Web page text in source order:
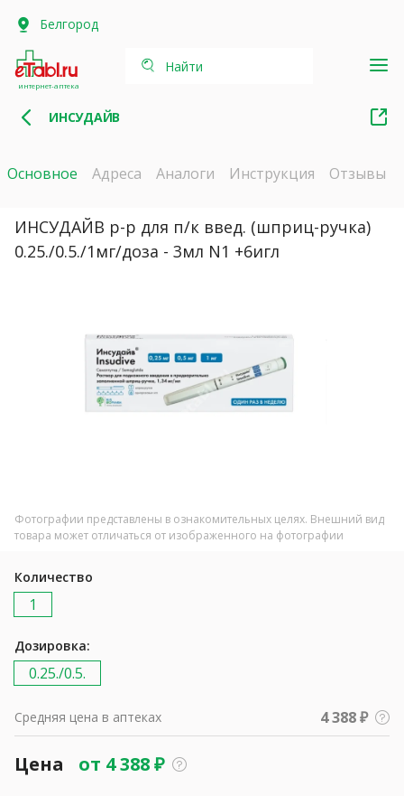
Белгород
интернет-аптека
Найти
ИНСУДАЙВ
Основное Адреса Аналоги Инструкция Отзывы
ИНСУДАЙВ р-р для п/к введ. (шприц-ручка)
0.25./0.5./1мг/доза - 3мл N1 +6игл
Фотографии представлены в ознакомительных целях. Внешний вид
товара может отличаться от изображенного на фотографии
Количество
1
Дозировка:
0.25./0.5.
Средняя цена в аптеках 4 388 ₽
Цена от 4 388₽